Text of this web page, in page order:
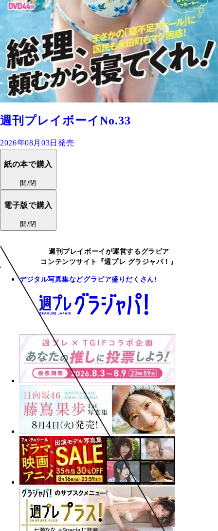
週刊プレイボーイNo.33
2026年08月03日発売
紙の本で購入
開/閉
電子版で購入
開/閉
週刊プレイボーイが運営するグラビア
コンテンツサイト『週プレ グラジャパ！』
デジタル写真集などグラビア盛りだくさん!